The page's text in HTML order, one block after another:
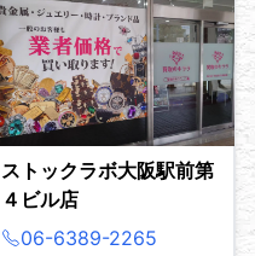
ストックラボ大阪駅前第
４ビル店
06-6389-2265